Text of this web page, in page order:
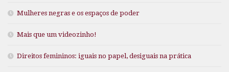
Mulheres negras e os espaços de poder
Mais que um videozinho!
Direitos femininos: iguais no papel, desiguais na prática